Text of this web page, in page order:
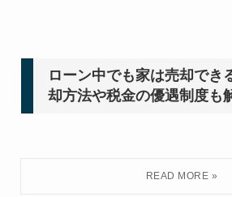
ローン中でも家は売却でき
却方法や税金の優遇制度も